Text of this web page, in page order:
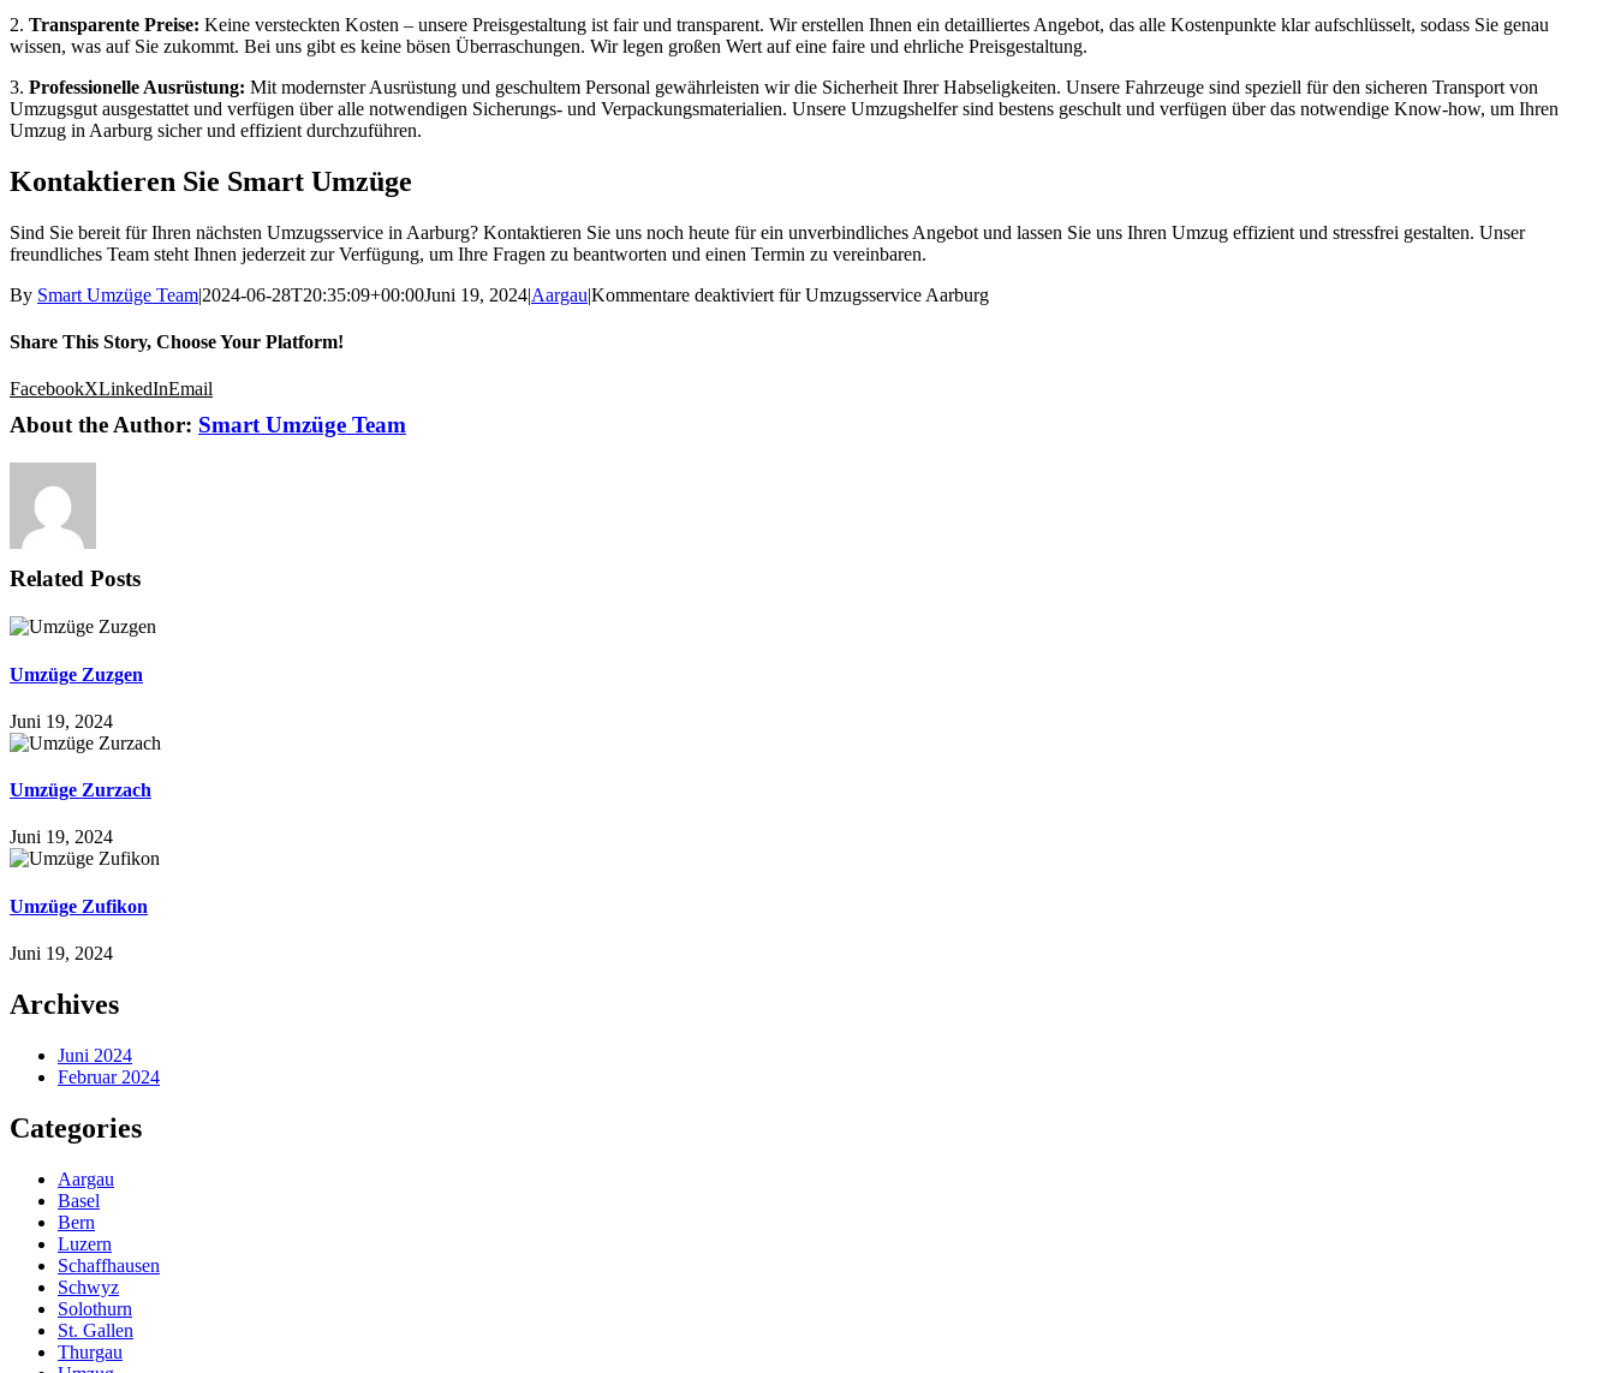
2. Transparente Preise: Keine versteckten Kosten – unsere Preisgestaltung ist fair und transparent. Wir erstellen Ihnen ein detailliertes Angebot, das alle Kostenpunkte klar aufschlüsselt, sodass Sie genau
wissen, was auf Sie zukommt. Bei uns gibt es keine bösen Überraschungen. Wir legen großen Wert auf eine faire und ehrliche Preisgestaltung.
3. Professionelle Ausrüstung: Mit modernster Ausrüstung und geschultem Personal gewährleisten wir die Sicherheit Ihrer Habseligkeiten. Unsere Fahrzeuge sind speziell für den sicheren Transport von
Umzugsgut ausgestattet und verfügen über alle notwendigen Sicherungs- und Verpackungsmaterialien. Unsere Umzugshelfer sind bestens geschult und verfügen über das notwendige Know-how, um Ihren
Umzug in Aarburg sicher und effizient durchzuführen.
Kontaktieren Sie Smart Umzüge
Sind Sie bereit für Ihren nächsten Umzugsservice in Aarburg? Kontaktieren Sie uns noch heute für ein unverbindliches Angebot und lassen Sie uns Ihren Umzug effizient und stressfrei gestalten. Unser
freundliches Team steht Ihnen jederzeit zur Verfügung, um Ihre Fragen zu beantworten und einen Termin zu vereinbaren.
By Smart Umzüge Team|2024-06-28T20:35:09+00:00Juni 19, 2024|Aargau|Kommentare deaktiviert für Umzugsservice Aarburg
Share This Story, Choose Your Platform!
FacebookXLinkedInEmail
About the Author: Smart Umzüge Team
Related Posts
Umzüge Zuzgen
Juni 19, 2024
Umzüge Zurzach
Juni 19, 2024
Umzüge Zufikon
Juni 19, 2024
Archives
Juni 2024
Februar 2024
Categories
Aargau
Basel
Bern
Luzern
Schaffhausen
Schwyz
Solothurn
St. Gallen
Thurgau